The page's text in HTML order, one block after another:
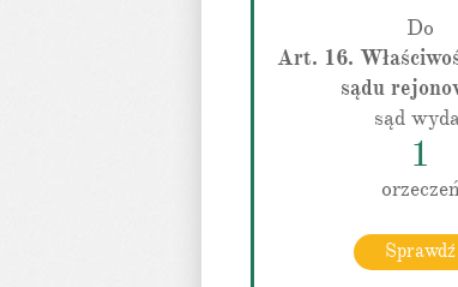
Do
Art. 16.
sądu
sąd
1
orzeczeń
Sprawdź